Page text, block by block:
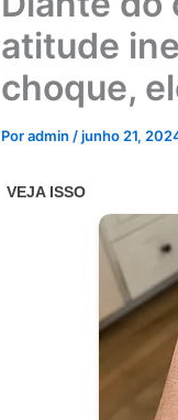
atitude
choque,
Poradmin /junho 21,